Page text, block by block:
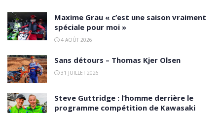
Maxime Grau « c’est une saison vraiment
spéciale pour moi »
4 AOÛT 2026
Sans détours – Thomas Kjer Olsen
31 JUILLET 2026
Steve Guttridge : l’homme derrière le
programme compétition de Kawasaki